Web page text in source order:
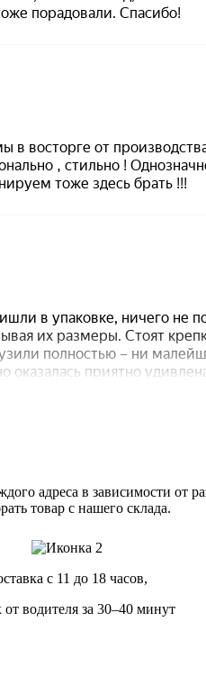
адреса в зависимости от
товар с нашего склада.
с 11 до 18 часов,
от водителя за 30–40 минут